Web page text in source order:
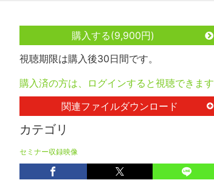
購入する(9,900円)
視聴期限は購入後30日間です。
購入済の方は、ログインすると視聴できます
関連ファイルダウンロード
カテゴリ
セミナー収録映像